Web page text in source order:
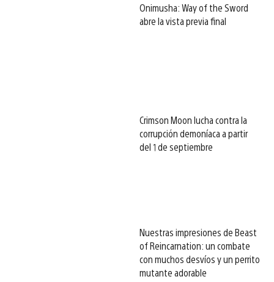
Onimusha: Way of the Sword
abre la vista previa final
Crimson Moon lucha contra la
corrupción demoníaca a partir
del 1 de septiembre
Nuestras impresiones de Beast
of Reincarnation: un combate
con muchos desvíos y un perrito
mutante adorable